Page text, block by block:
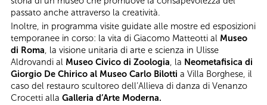
passato anche attraverso la creatività.
Inoltre, in programma visite guidate alle mostre ed esposizioni
temporanee in corso: la vita di Giacomo Matteotti al Museo
di Roma, la visione unitaria di arte e scienza in Ulisse
Aldrovandi al Museo Civico di Zoologia, la Neometafisica di
Giorgio De Chirico al Museo Carlo Bilotti a Villa Borghese, il
caso del restauro scultoreo dell’Allieva di danza di Venanzo
Crocetti alla Galleria d’Arte Moderna.